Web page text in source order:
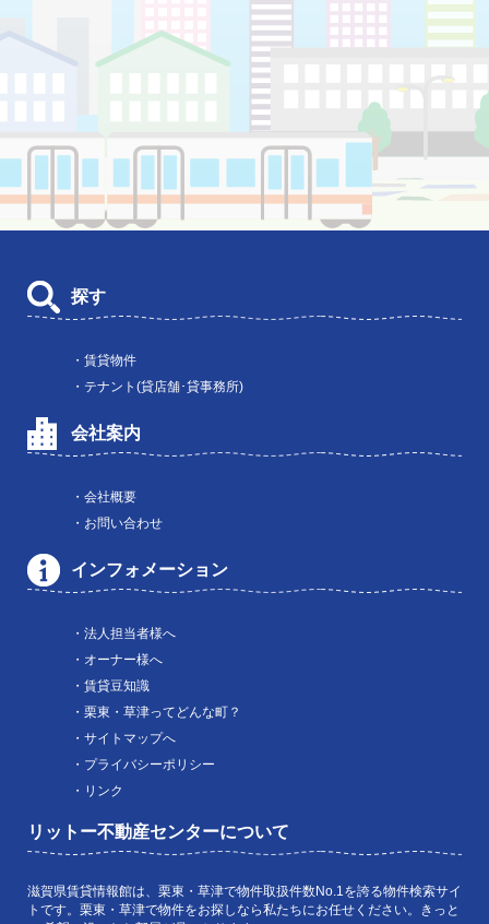
探す
・賃貸物件
・テナント(貸店舗･貸事務所)
会社案内
・会社概要
・お問い合わせ
インフォメーション
・法人担当者様へ
・オーナー様へ
・賃貸豆知識
・栗東・草津ってどんな町？
・サイトマップへ
・プライバシーポリシー
・リンク
リットー不動産センターについて
滋賀県賃貸情報館は、栗東・草津で物件取扱件数No.1を誇る物件検索サイ
トです。栗東・草津で物件をお探しなら私たちにお任せください。きっと